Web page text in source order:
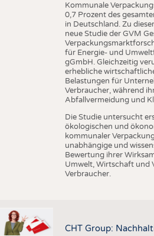
Kommunale
0,7 Prozent des
in Deutschland. Zu
neue Studie der GVM
für Energie- und
gGmbH. Gleichzeitig
erhebliche
Belastungen für
Verbraucher, während
Abfallvermeidung und
Die Studie untersucht
ökologischen und
kommunaler
unabhängige und
Bewertung ihrer
Umwelt, Wirtschaft und
Verbraucher.
CHT Group: